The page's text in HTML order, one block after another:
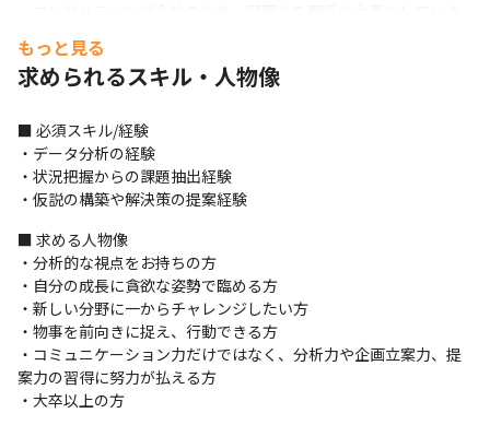
・各PJのリーダーの指示を仰ぎながら、コンサルタント、エンジ
ニア、顧客をはじめとした関係者とコミュニケーションを取り業
＜入社後の流れに関して＞
・入社後は、PowerPointやSlackの使い方に関するレクチャーを
受けます
・まずは資料作成、顧客との関係構築、顧客の持つ課題ヒアリン
グを行い、その後各職種の業務を進めていきます
・仕事全般に関しては代表やCTOへ、PJ内の仕事の進め方に関し
ては各案件のリーダーへ相談できる環境を用意しています
■ この仕事の面白み、魅力
・スタートアップのメンバーとして、スピード感を持ちながら会
社の成長に貢献するやりがいを感じられます
・クライアントのビジネスの最大化にも寄与することで、ビジネ
スパーソンとして圧倒的な成長が実現できます
もっと見る
求められるスキル・人物像
■ 必須スキル/経験
・データ分析の経験
・状況把握からの課題抽出経験
・仮説の構築や解決策の提案経験
■ 求める人物像
・分析的な視点をお持ちの方
・自分の成長に貪欲な姿勢で臨める方
・新しい分野に一からチャレンジしたい方
・物事を前向きに捉え、行動できる方
・コミュニケーション力だけではなく、分析力や企画立案力、提
案力の習得に努力が払える方
・大卒以上の方